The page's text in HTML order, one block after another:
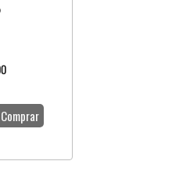
Comprar